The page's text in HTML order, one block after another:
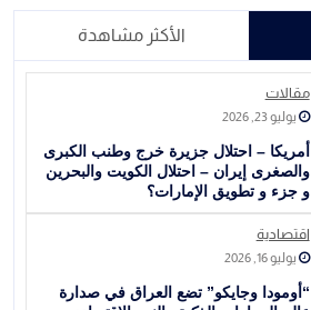
الأكثر مشاهدة
مقالات
يوليو 23, 2026
أمريكا – احتلال جزيرة خرج وطنب الكبرى
والصغرى إيران – احتلال الكويت والبحرين
و جزء و تطويق الإمارات؟
اقتصادية
يوليو 16, 2026
“أومودا وجايكو” تضع العراق في صدارة